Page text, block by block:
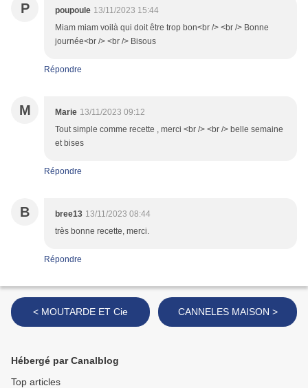
P poupoule 13/11/2023 15:44
Miam miam voilà qui doit être trop bon<br /> <br /> Bonne
journée<br /> <br /> Bisous
Répondre
M Marie 13/11/2023 09:12
Tout simple comme recette , merci <br /> <br /> belle semaine
et bises
Répondre
B bree13 13/11/2023 08:44
très bonne recette, merci.
Répondre
< MOUTARDE ET Cie CANNELES MAISON >
Hébergé par Canalblog
Top articles